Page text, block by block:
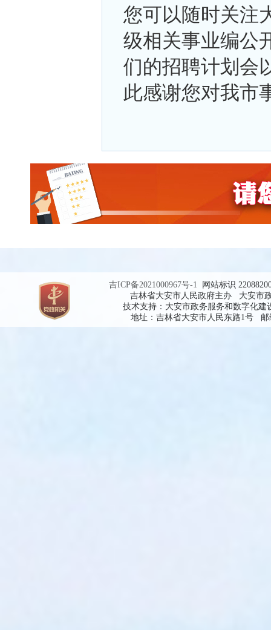
您可以随时关注
级相关事业编公
们的招聘计划会
此感谢您对我市
吉ICP备2021000967号-1 网站标识
吉林省大安市人民政府主办 大安市
技术支持：大安市政务服务和数字化
地址：吉林省大安市人民东路1号